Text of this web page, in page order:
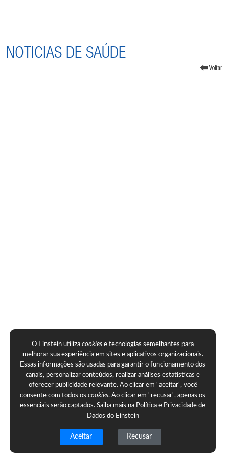
NOTICIAS DE SAÚDE
O Einstein utilizacookies e tecnologias semelhantes para
melhorar sua experiência em sites e aplicativos organizacionais.
Essas informações são usadas para garantir o funcionamento dos
canais, personalizar conteúdos, realizar análises estatísticas e
oferecer publicidade relevante. Ao clicar em "aceitar", você
consente com todos oscookies. Ao clicar em "recusar", apenas os
essenciais serão captados. Saiba mais na Política e Privacidade de
Dados do Einstein
Aceitar Recusar